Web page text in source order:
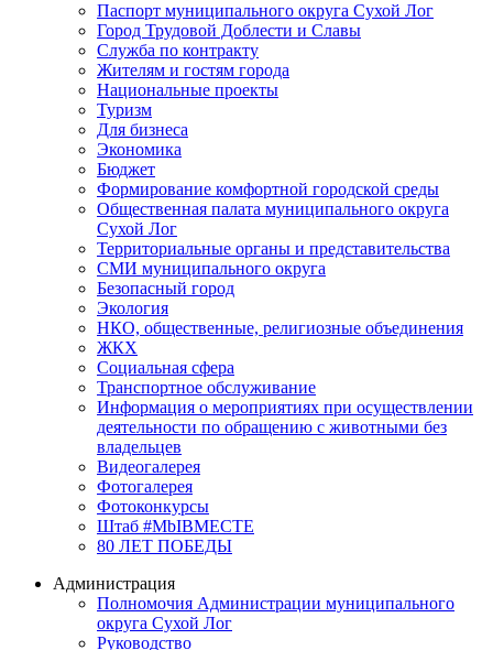
Паспорт муниципального округа Сухой Лог
Город Трудовой Доблести и Славы
Служба по контракту
Жителям и гостям города
Национальные проекты
Туризм
Для бизнеса
Экономика
Бюджет
Формирование комфортной городской среды
Общественная палата муниципального округа
Сухой Лог
Территориальные органы и представительства
СМИ муниципального округа
Безопасный город
Экология
НКО, общественные, религиозные объединения
ЖКХ
Социальная сфера
Транспортное обслуживание
Информация о мероприятиях при осуществлении
деятельности по обращению с животными без
владельцев
Видеогалерея
Фотогалерея
Фотоконкурсы
Штаб #MbIBMECTE
80 ЛЕТ ПОБЕДЫ
Администрация
Полномочия Администрации муниципального
округа Сухой Лог
Руководство